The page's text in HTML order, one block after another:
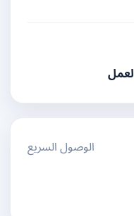
الوصول السريع